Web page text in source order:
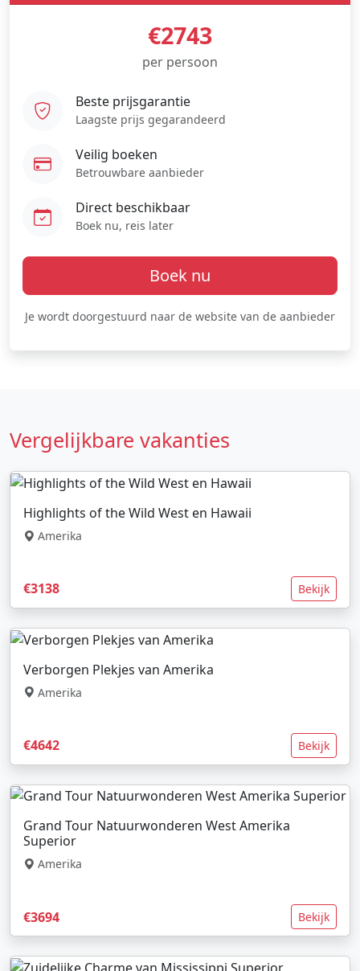
€2743
per persoon
Beste prijsgarantie
Laagste prijs gegarandeerd
Veilig boeken
Betrouwbare aanbieder
Direct beschikbaar
Boek nu, reis later
Boek nu
Je wordt doorgestuurd naar de website van de aanbieder
Vergelijkbare vakanties
Highlights of the Wild West en Hawaii
Amerika
€3138 Bekijk
Verborgen Plekjes van Amerika
Amerika
€4642 Bekijk
Grand Tour Natuurwonderen West Amerika
Superior
Amerika
€3694 Bekijk